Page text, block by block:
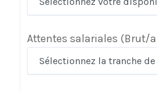
Attentes salariales (Brut/